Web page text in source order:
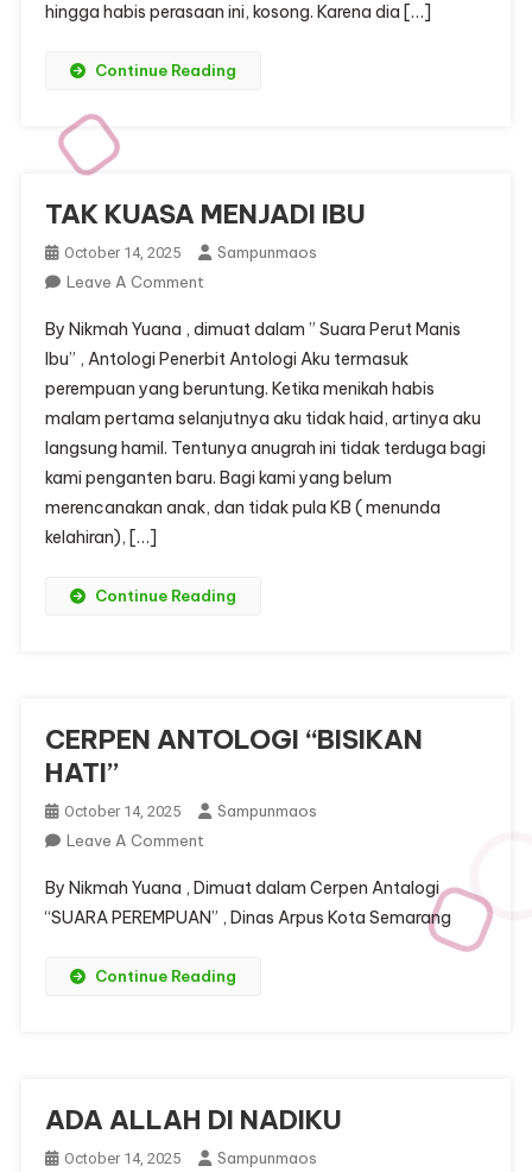
hingga habis perasaan ini, kosong. Karena dia […]
Continue Reading
TAK KUASA MENJADI IBU
October 14, 2025
Sampunmaos
Leave A CommentOn
KUASA
MENJADI
IBU
By Nikmah Yuana , dimuat dalam ” Suara Perut Manis
Ibu” , Antologi Penerbit Antologi Aku termasuk
perempuan yang beruntung. Ketika menikah habis
malam pertama selanjutnya aku tidak haid, artinya aku
langsung hamil. Tentunya anugrah ini tidak terduga bagi
kami penganten baru. Bagi kami yang belum
merencanakan anak, dan tidak pula KB ( menunda
kelahiran), […]
Continue Reading
CERPEN ANTOLOGI “BISIKAN
HATI”
October 14, 2025
Sampunmaos
Leave A CommentOn
ANTOLOGI
“BISIKAN
By Nikmah Yuana , Dimuat dalam Cerpen Antalogi
“SUARA PEREMPUAN” , Dinas Arpus Kota Semarang
Continue Reading
ADA ALLAH DI NADIKU
October 14, 2025
Sampunmaos